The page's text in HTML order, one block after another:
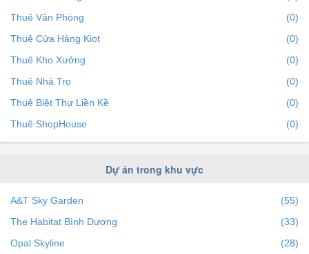
Thuê Văn Phòng
(0)
Thuê Cửa Hàng Kiot
(0)
Thuê Kho Xưởng
(0)
Thuê Nhà Trọ
(0)
Thuê Biệt Thự Liền Kề
(0)
Thuê ShopHouse
(0)
Dự án trong khu vực
A&T Sky Garden
(55)
The Habitat Bình Dương
(33)
Opal Skyline
(28)